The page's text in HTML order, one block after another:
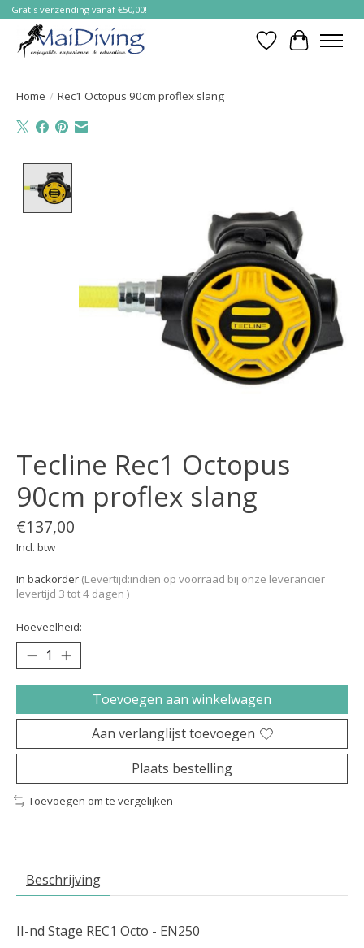
Gratis verzending vanaf €50,00!
Verlanglijst
Home / Rec1 Octopus 90cm proflex slang
Tecline Rec1 Octopus
90cm proflex slang
€137,00
Incl. btw
In backorder (Levertijd:indien op voorraad bij onze leverancier
levertijd 3 tot 4 dagen )
Hoeveelheid:
Toevoegen aan winkelwagen
Aan verlanglijst toevoegen
Plaats bestelling
Toevoegen om te vergelijken
Beschrijving
II-nd Stage REC1 Octo - EN250